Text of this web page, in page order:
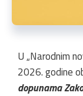
U „Narodnim
2026. godine
dopunama